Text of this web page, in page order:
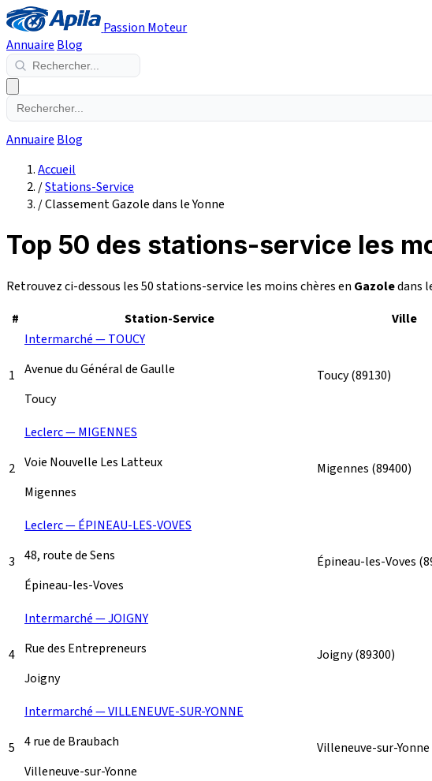
Passion Moteur
Annuaire Blog
Annuaire Blog
Accueil
/Stations-Service
/Classement Gazole dans le Yonne
Top 50 des stations-service les
Retrouvez ci-dessous les 50 stations-service les moins chères en Gazoledans
#
Station-Service Ville
1
Intermarché — TOUCY
Avenue du Général de Gaulle
Toucy
Toucy(89130)
2
Leclerc — MIGENNES
Voie Nouvelle Les Latteux
Migennes
Migennes (89400)
3
Leclerc — ÉPINEAU-LES-VOVES
48, route de Sens
Épineau-les-Voves
Épineau-les-Voves
4
Intermarché — JOIGNY
Rue des Entrepreneurs
Joigny
Joigny(89300)
5
Intermarché — VILLENEUVE-SUR-YONNE
4 rue de Braubach
Villeneuve-sur-Yonne
Villeneuve-sur-Yonne